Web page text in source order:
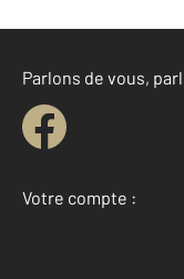
Parlons de vous,
Votre compte :